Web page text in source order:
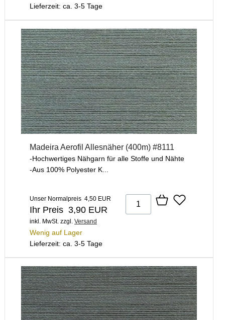
Lieferzeit: ca. 3-5 Tage
Madeira Aerofil Allesnäher (400m) #8111
-Hochwertiges Nähgarn für alle Stoffe und Nähte
-Aus 100% Polyester K...
Unser Normalpreis 4,50 EUR
Ihr Preis 3,90 EUR
inkl. MwSt. zzgl. Versand
Wenig auf Lager
Lieferzeit: ca. 3-5 Tage